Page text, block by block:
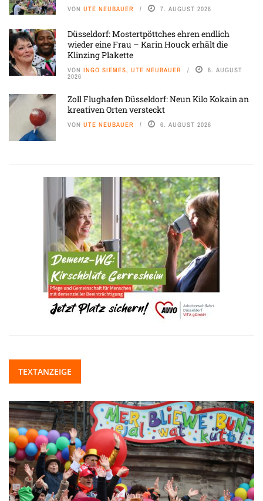
VON UTE NEUBAUER 7. AUGUST 2026
Düsseldorf: Mostertpöttches ehren endlich
wieder eine Frau – Karin Houck erhält die
Klinzing Plakette
VON INGO SIEMES, UTE NEUBAUER 6. AUGUST
2026
Zoll Flughafen Düsseldorf: Neun Kilo Kokain an
kreativen Orten versteckt
VON UTE NEUBAUER 6. AUGUST 2026
TEXTANZEIGE